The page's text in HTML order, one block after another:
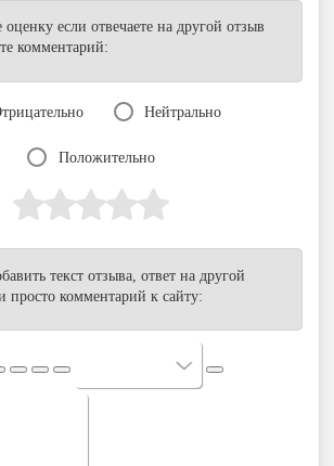
оценку если отвечаете на другой отзыв
комментарий:
Нейтрально
Положительно
текст отзыва, ответ на другой
просто комментарий к сайту: